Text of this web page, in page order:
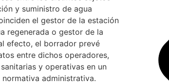
y suministro de agua
el gestor de la estación
regenerada o gestor de la
efecto, el borrador prevé
entre dichos operadores,
y operativas en un
administrativa.